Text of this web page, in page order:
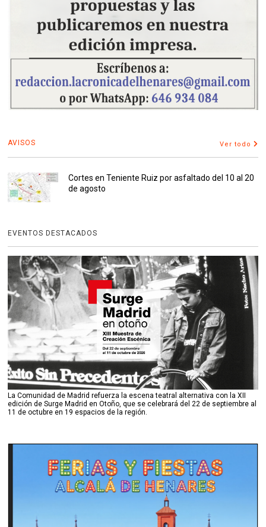
AVISOS Ver todo
Cortes en Teniente Ruiz por asfaltado del 10 al 20
de agosto
EVENTOS DESTACADOS
La Comunidad de Madrid refuerza la escena teatral alternativa con la XII
edición de Surge Madrid en Otoño, que se celebrará del 22 de septiembre al
11 de octubre en 19 espacios de la región.